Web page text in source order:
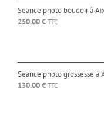
Seance photo boudoir à
250.00€ TTC
Seance photo grossesse à
130.00€ TTC